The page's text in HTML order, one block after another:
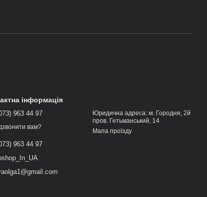
інформація
963 44 97
вам?
963 44 97
Юридична адреса: м. Городня, 2й
пров. Гетьманський, 14
Мапа проїзду